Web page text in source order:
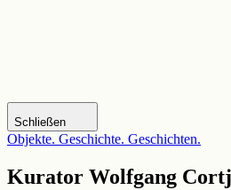
Schließen
Objekte. Geschichte. Geschichten.
Kurator Wolfgang